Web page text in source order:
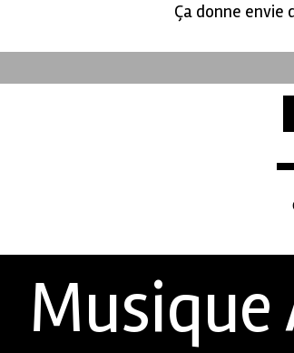
Ça donne envie